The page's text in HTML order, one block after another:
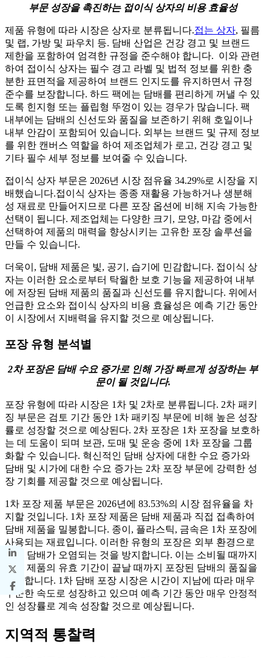
부문 성장을 촉진하는 접이식 상자의 비용 효율성
제품 유형에 따라 시장은 상자로 분류됩니다.접는 상자, 필름
및 랩, 가방 및 파우치 등. 담배 산업은 건강 경고 및 브랜드
제한을 포함하여 엄격한 규정을 준수해야 합니다. 이와 관련
하여 접이식 상자는 필수 경고 라벨 및 법적 정보를 위한 충
분한 표면적을 제공하여 브랜드 인지도를 유지하면서 규정
준수를 보장합니다. 하드 팩에는 담배를 편리하게 꺼낼 수 있
도록 힌지형 또는 플립형 뚜껑이 있는 경우가 많습니다. 팩
내부에는 담배의 신선도와 품질을 보존하기 위해 호일이나
내부 안감이 포함되어 있습니다. 외부는 브랜드 및 규제 정보
를 위한 캔버스 역할을 하여 제조업체가 로고, 건강 경고 및
기타 필수 세부 정보를 보여줄 수 있습니다.
접이식 상자 부문은 2026년 시장 점유율 34.29%로 시장을 지
배했습니다.접이식 상자는 종종 재활용 가능하거나 생분해
성 재료로 만들어지므로 다른 포장 옵션에 비해 지속 가능한
선택이 됩니다. 제조업체는 다양한 크기, 모양, 마감 중에서
선택하여 제품의 매력을 향상시키는 고유한 포장 솔루션을
만들 수 있습니다.
더욱이, 담배 제품은 빛, 공기, 습기에 민감합니다. 접이식 상
자는 이러한 요소로부터 탁월한 보호 기능을 제공하여 내부
에 저장된 담배 제품의 품질과 신선도를 유지합니다. 위에서
언급한 요소와 접이식 상자의 비용 효율성은 예측 기간 동안
이 시장에서 지배력을 유지할 것으로 예상됩니다.
포장 유형 분석별
2차 포장은 담배 수요 증가로 인해 가장 빠르게 성장하는 부
문이 될 것입니다.
포장 유형에 따라 시장은 1차 및 2차로 분류됩니다. 2차 패키
징 부문은 검토 기간 동안 1차 패키징 부문에 비해 높은 성장
률로 성장할 것으로 예상된다. 2차 포장은 1차 포장을 보호하
는 데 도움이 되며 보관, 도매 및 운송 중에 1차 포장을 그룹
화할 수 있습니다. 혁신적인 담배 상자에 대한 수요 증가와
담배 및 시가에 대한 수요 증가는 2차 포장 부문에 강력한 성
장 기회를 제공할 것으로 예상됩니다.
1차 포장 제품 부문은 2026년에 83.53%의 시장 점유율을 차
지할 것입니다. 1차 포장 제품은 담배 제품과 직접 접촉하여
담배 제품을 밀봉합니다. 종이, 플라스틱, 금속은 1차 포장에
사용되는 재료입니다. 이러한 유형의 포장은 외부 환경으로
부터 담배가 오염되는 것을 방지합니다. 이는 소비될 때까지
또는 제품의 유효 기간이 끝날 때까지 포장된 담배의 품질을
유지합니다. 1차 담배 포장 시장은 시간이 지남에 따라 매우
꾸준한 속도로 성장하고 있으며 예측 기간 동안 매우 안정적
인 성장률로 계속 성장할 것으로 예상됩니다.
지역적 통찰력